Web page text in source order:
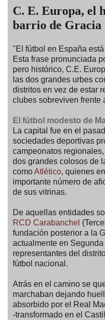
C. E. Europa, el
barrio de Gracia
"El fútbol en España
Esta frase pronunciada
pero histórico, C.E.
las dos grandes urbes
distritos en vez de estar
clubes sobreviven frente
El fútbol modesto de
La capital fue en el
sociedades deportivas
campeonatos
dos grandes colosos de
comoAtlético, quienes
importante número de
de sus vitrinas.
De aquellas entidades
RCD Carabanchel
fundación posterior a la
actualmente en Segunda
representantes del
fútbol nacional.
Atrás en el camino se
marchaban dejando
absorbido por el Real
-transformado en el